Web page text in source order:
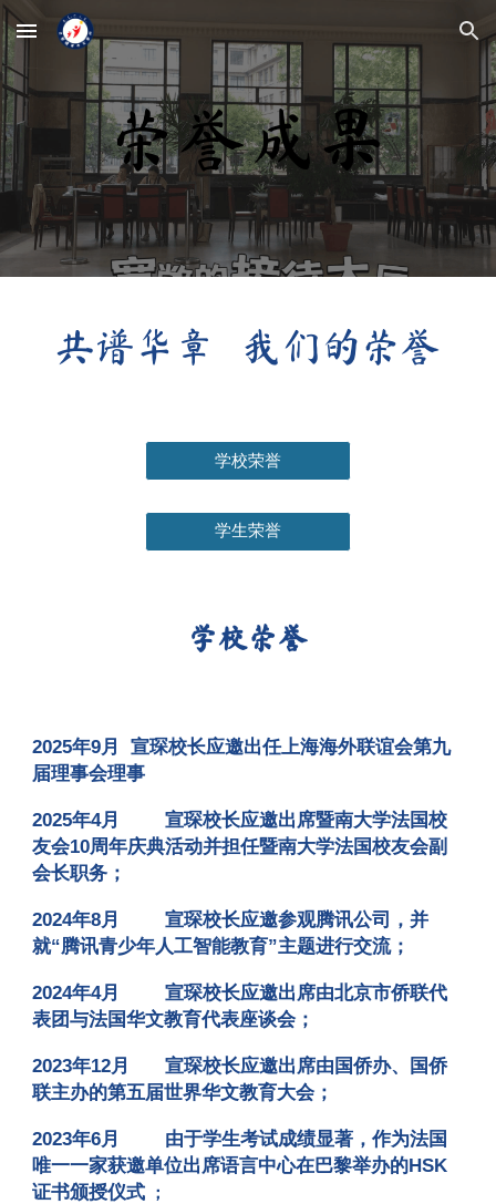
Skip to main content Skip to navigation
荣誉成果
共谱华章 我们的荣誉
学校荣誉
学生荣誉
学校荣誉
2025年9月 宣琛校长应邀出任上海海外联谊会第九
届理事会理事
2025年4月
宣琛校长应邀出席暨南大学法国校
友会10周年庆典活动并担任暨南大学法国校友会副
会长职务 ；
2024年8月
宣琛校长应邀参观腾讯公司，并
就“腾讯青少年人工智能教育”主题进行交流；
2024年4月
宣琛校长应邀出席由北京市侨联代
表团与法国华文教育代表座谈会 ；
2023年12月
宣琛校长应邀出席由国侨办、国侨
联主办的第五届世界华文教育大会 ；
2023年6月
由于学生考试成绩显著，作为法国
唯一一家获邀单位出席语言中心在巴黎举办的HSK
证书颁授仪式
；